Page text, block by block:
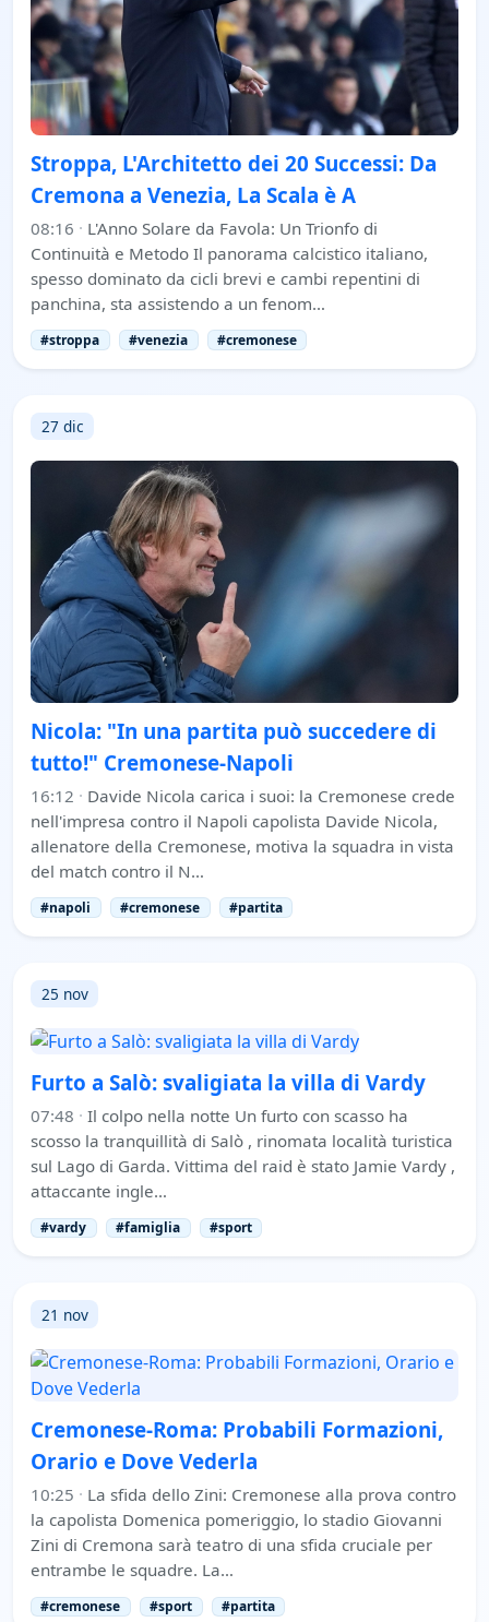
Stroppa, L'Architetto dei 20 Successi: Da
Cremona a Venezia, La Scala è A
08:16 · L'Anno Solare da Favola: Un Trionfo di
Continuità e Metodo Il panorama calcistico italiano,
spesso dominato da cicli brevi e cambi repentini di
panchina, sta assistendo a un fenom…
#stroppa #venezia #cremonese
27 dic
Nicola: "In una partita può succedere di
tutto!" Cremonese-Napoli
16:12 · Davide Nicola carica i suoi: la Cremonese crede
nell'impresa contro il Napoli capolista Davide Nicola,
allenatore della Cremonese, motiva la squadra in vista
del match contro il N…
#napoli #cremonese #partita
25 nov
Furto a Salò: svaligiata la villa di Vardy
07:48 · Il colpo nella notte Un furto con scasso ha
scosso la tranquillità di Salò , rinomata località turistica
sul Lago di Garda. Vittima del raid è stato Jamie Vardy ,
attaccante ingle…
#vardy #famiglia #sport
21 nov
Cremonese-Roma: Probabili Formazioni,
Orario e Dove Vederla
10:25 · La sfida dello Zini: Cremonese alla prova contro
la capolista Domenica pomeriggio, lo stadio Giovanni
Zini di Cremona sarà teatro di una sfida cruciale per
entrambe le squadre. La…
#cremonese #sport #partita